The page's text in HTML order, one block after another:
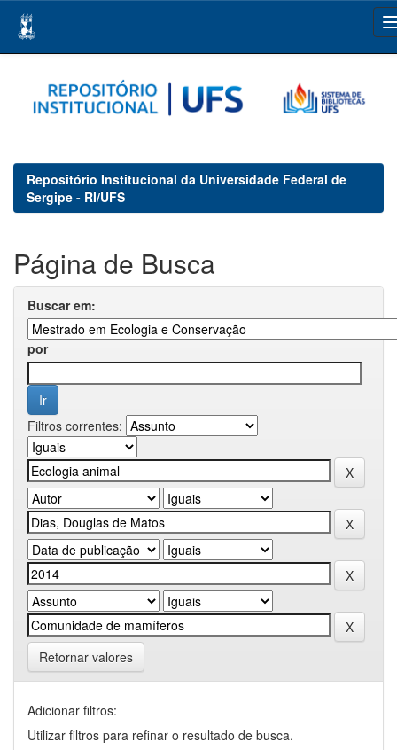
navigation
Repositório Institucional da Universidade Federal de
Sergipe - RI/UFS
Página de Busca
Buscar em:
por
Filtros correntes:
Retornar valores
Adicionar filtros:
Utilizar filtros para refinar o resultado de busca.